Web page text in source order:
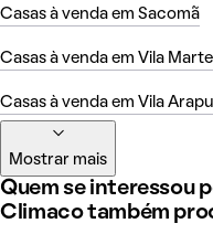
Casas à venda em Sacomã
Casas à venda em Vila Marte
Casas à venda em Vila
Mostrar mais
Quem se interessou
Climaco também